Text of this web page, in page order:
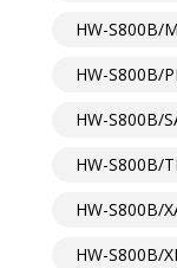
HW-S800B/
HW-S800B/
HW-S800B/
HW-S800B/
HW-S800B/
HW-S800B/